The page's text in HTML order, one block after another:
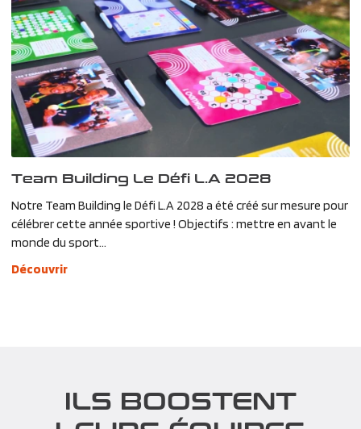
Team Building Le Défi L.A 2028
Notre Team Building le Défi L.A 2028 a été créé sur mesure pour
célébrer cette année sportive ! Objectifs : mettre en avant le
monde du sport...
Découvrir
ILS BOOSTENT